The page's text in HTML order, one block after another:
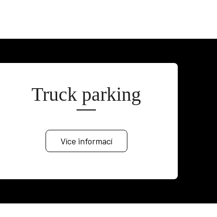
Truck parking
Více informací